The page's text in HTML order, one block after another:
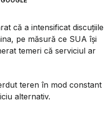
că a intensificat discuțiile
pe măsură ce SUA își
temeri că serviciul ar
teren în mod constant
alternativ.